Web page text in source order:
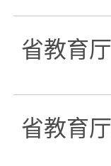
省教育
省教育